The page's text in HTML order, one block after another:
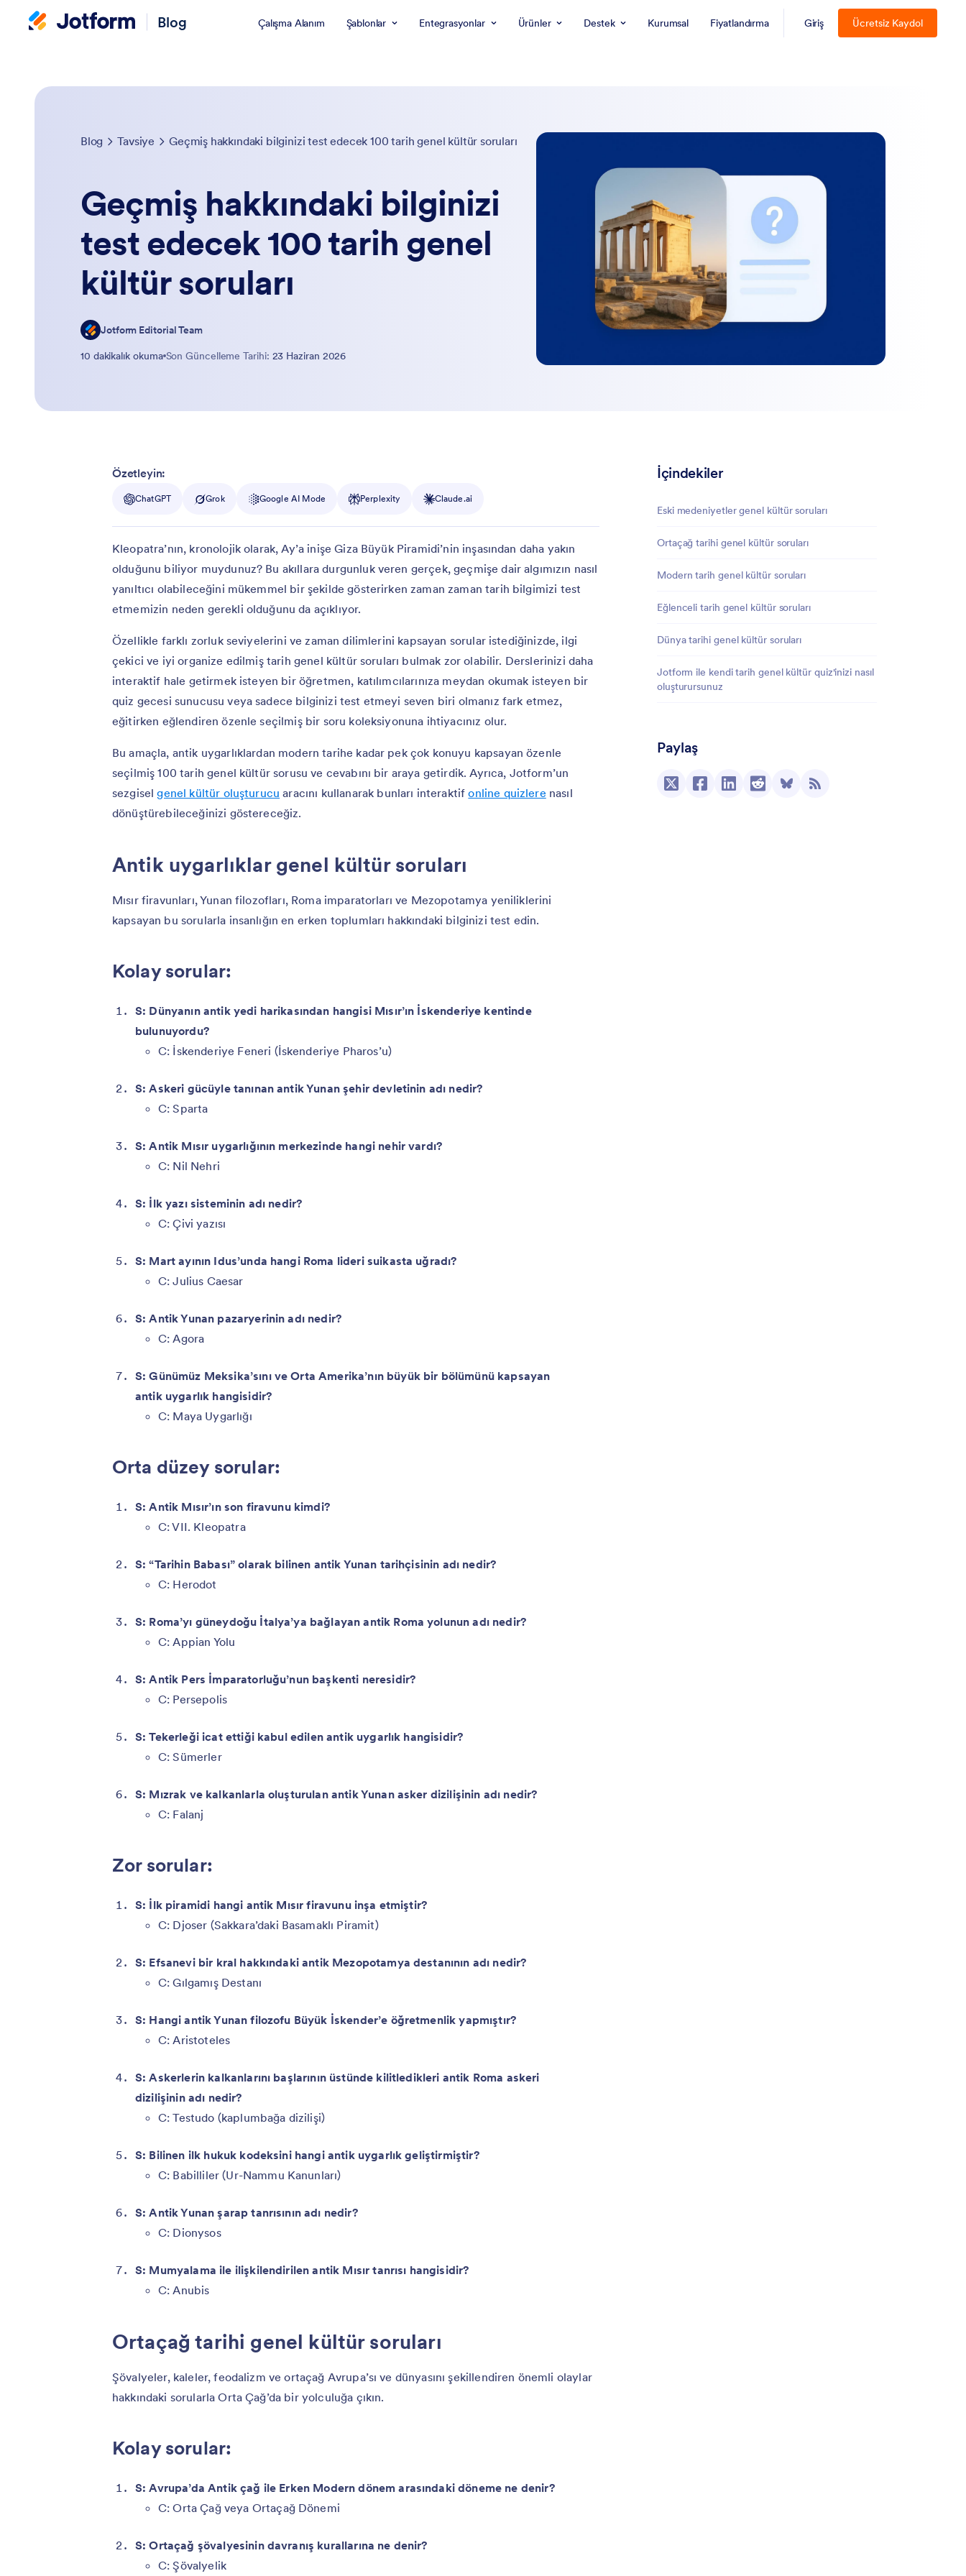
Blog Çalışma Alanım Şablonlar Entegrasyonlar Ürünler Destek Kurumsal Fiyatlandırma Giriş Ücretsiz Kaydol
Blog Tavsiye Geçmiş hakkındaki bilginizi test edecek 100 tarih genel kültür soruları
Geçmiş hakkındaki bilginizi
test edecek 100 tarih genel
kültür soruları
Jotform Editorial Team
10 dakikalık okuma Son Güncelleme Tarihi: 23 Haziran 2026
İçindekiler
Eski medeniyetler genel kültür soruları
Ortaçağ tarihi genel kültür soruları
Modern tarih genel kültür soruları
Eğlenceli tarih genel kültür soruları
Dünya tarihi genel kültür soruları
Jotform ile kendi tarih genel kültür quiz'inizi nasıl
oluşturursunuz
Paylaş
Özetleyin:
ChatGPT Grok Google AI Mode Perplexity Claude.ai
Kleopatra’nın, kronolojik olarak, Ay’a inişe Giza Büyük Piramidi’nin inşasından daha yakın
olduğunu biliyor muydunuz? Bu akıllara durgunluk veren gerçek, geçmişe dair algımızın nasıl
yanıltıcı olabileceğini mükemmel bir şekilde gösterirken zaman zaman tarih bilgimizi test
etmemizin neden gerekli olduğunu da açıklıyor.
Özellikle farklı zorluk seviyelerini ve zaman dilimlerini kapsayan sorular istediğinizde, ilgi
çekici ve iyi organize edilmiş tarih genel kültür soruları bulmak zor olabilir. Derslerinizi daha
interaktif hale getirmek isteyen bir öğretmen, katılımcılarınıza meydan okumak isteyen bir
quiz gecesi sunucusu veya sadece bilginizi test etmeyi seven biri olmanız fark etmez,
eğitirken eğlendiren özenle seçilmiş bir soru koleksiyonuna ihtiyacınız olur.
Bu amaçla, antik uygarlıklardan modern tarihe kadar pek çok konuyu kapsayan özenle
seçilmiş 100 tarih genel kültür sorusu ve cevabını bir araya getirdik. Ayrıca, Jotform’un
sezgiselgenel kültür oluşturucu aracını kullanarak bunları interaktifonline quizlere nasıl
dönüştürebileceğinizi göstereceğiz.
Antik uygarlıklar genel kültür soruları
Mısır firavunları, Yunan filozofları, Roma imparatorları ve Mezopotamya yeniliklerini
kapsayan bu sorularla insanlığın en erken toplumları hakkındaki bilginizi test edin.
Kolay sorular:
S: Dünyanın antik yedi harikasından hangisi Mısır’ın İskenderiye kentinde
bulunuyordu?
C: İskenderiye Feneri (İskenderiye Pharos’u)
S: Askeri gücüyle tanınan antik Yunan şehir devletinin adı nedir?
C: Sparta
S: Antik Mısır uygarlığının merkezinde hangi nehir vardı?
C: Nil Nehri
S: İlk yazı sisteminin adı nedir?
C: Çivi yazısı
S: Mart ayının Idus’unda hangi Roma lideri suikasta uğradı?
C: Julius Caesar
S: Antik Yunan pazaryerinin adı nedir?
C: Agora
S: Günümüz Meksika’sını ve Orta Amerika’nın büyük bir bölümünü kapsayan
antik uygarlık hangisidir?
C: Maya Uygarlığı
Orta düzey sorular:
S: Antik Mısır’ın son firavunu kimdi?
C: VII. Kleopatra
S: “Tarihin Babası” olarak bilinen antik Yunan tarihçisinin adı nedir?
C: Herodot
S: Roma’yı güneydoğu İtalya’ya bağlayan antik Roma yolunun adı nedir?
C: Appian Yolu
S: Antik Pers İmparatorluğu’nun başkenti neresidir?
C: Persepolis
S: Tekerleği icat ettiği kabul edilen antik uygarlık hangisidir?
C: Sümerler
S: Mızrak ve kalkanlarla oluşturulan antik Yunan asker dizilişinin adı nedir?
C: Falanj
Zor sorular:
S: İlk piramidi hangi antik Mısır firavunu inşa etmiştir?
C: Djoser (Sakkara’daki Basamaklı Piramit)
S: Efsanevi bir kral hakkındaki antik Mezopotamya destanının adı nedir?
C: Gılgamış Destanı
S: Hangi antik Yunan filozofu Büyük İskender’e öğretmenlik yapmıştır?
C: Aristoteles
S: Askerlerin kalkanlarını başlarının üstünde kilitledikleri antik Roma askeri
dizilişinin adı nedir?
C: Testudo (kaplumbağa dizilişi)
S: Bilinen ilk hukuk kodeksini hangi antik uygarlık geliştirmiştir?
C: Babilliler (Ur-Nammu Kanunları)
S: Antik Yunan şarap tanrısının adı nedir?
C: Dionysos
S: Mumyalama ile ilişkilendirilen antik Mısır tanrısı hangisidir?
C: Anubis
Ortaçağ tarihi genel kültür soruları
Şövalyeler, kaleler, feodalizm ve ortaçağ Avrupa’sı ve dünyasını şekillendiren önemli olaylar
hakkındaki sorularla Orta Çağ’da bir yolculuğa çıkın.
Kolay sorular:
S: Avrupa’da Antik çağ ile Erken Modern dönem arasındaki döneme ne denir?
C: Orta Çağ veya Ortaçağ Dönemi
S: Ortaçağ şövalyesinin davranış kurallarına ne denir?
C: Şövalyelik